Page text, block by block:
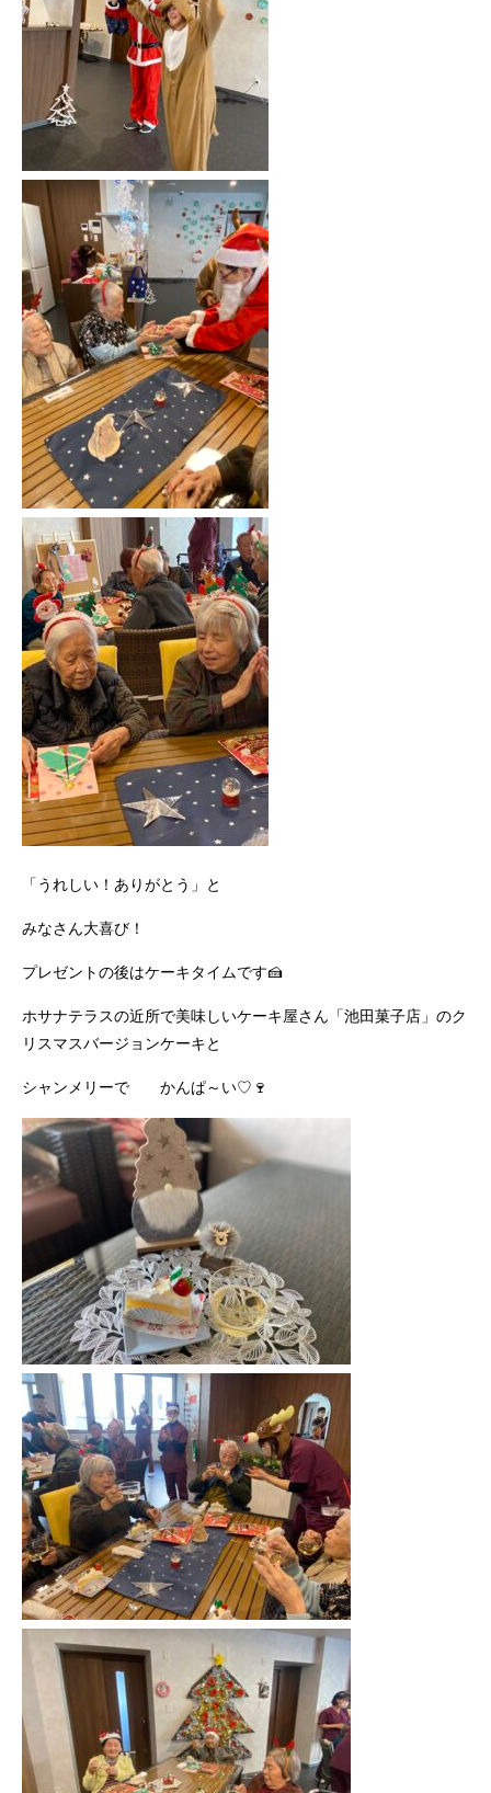
「うれしい！ありがとう」と
みなさん大喜び！
プレゼントの後はケーキタイムです🍰
ホサナテラスの近所で美味しいケーキ屋さん「池田菓子店」のク
リスマスバージョンケーキと
シャンメリーで かんぱ～い♡🍷